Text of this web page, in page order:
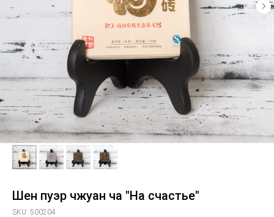
Шен пуэр чжуан ча "На счастье"
SKU: 500204